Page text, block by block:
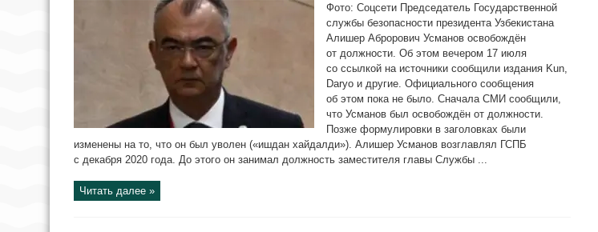
Фото: Соцсети Председатель Государственной
службы безопасности президента Узбекистана
Алишер Аброрович Усманов освобождён
от должности. Об этом вечером 17 июля
со ссылкой на источники сообщили издания Kun,
Daryo и другие. Официального сообщения
об этом пока не было. Сначала СМИ сообщили,
что Усманов был освобождён от должности.
Позже формулировки в заголовках были
изменены на то, что он был уволен («ишдан хайдалди»). Алишер Усманов возглавлял ГСПБ
с декабря 2020 года. До этого он занимал должность заместителя главы Службы ...
Читать далее »